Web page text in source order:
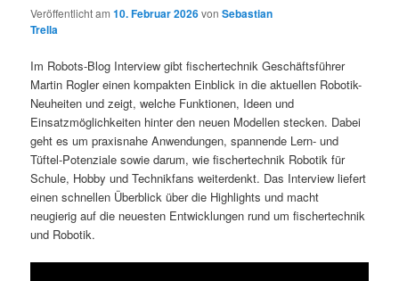
Veröffentlicht am10. Februar 2026vonSebastian
Trella
Im Robots-Blog Interview gibt fischertechnik Geschäftsführer
Martin Rogler einen kompakten Einblick in die aktuellen Robotik-
Neuheiten und zeigt, welche Funktionen, Ideen und
Einsatzmöglichkeiten hinter den neuen Modellen stecken. Dabei
geht es um praxisnahe Anwendungen, spannende Lern- und
Tüftel-Potenziale sowie darum, wie fischertechnik Robotik für
Schule, Hobby und Technikfans weiterdenkt. Das Interview liefert
einen schnellen Überblick über die Highlights und macht
neugierig auf die neuesten Entwicklungen rund um fischertechnik
und Robotik.